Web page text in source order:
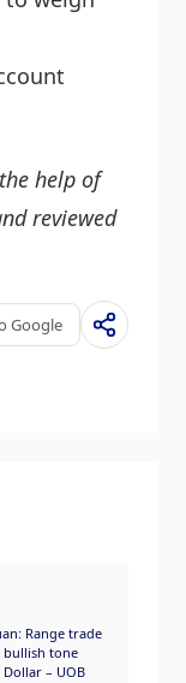
help of
reviewed
Google
Range trade
bullish tone
Dollar – UOB